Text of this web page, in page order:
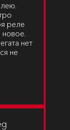
реле
новое.
нет
не